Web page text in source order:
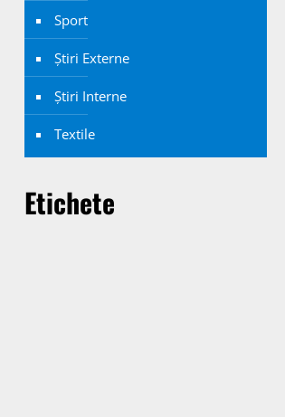
Sport
Știri Externe
Știri Interne
Textile
Etichete